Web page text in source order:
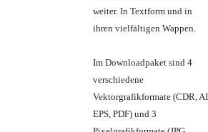
weiter. In Textform und in
ihren vielfältigen Wappen.
Im Downloadpaket sind 4
verschiedene
Vektorgrafikformate (CDR, AI
EPS, PDF) und 3